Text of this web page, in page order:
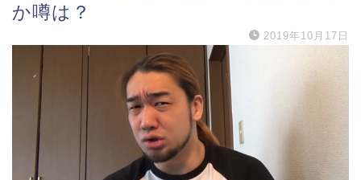
か噂は？
2019年10月17日